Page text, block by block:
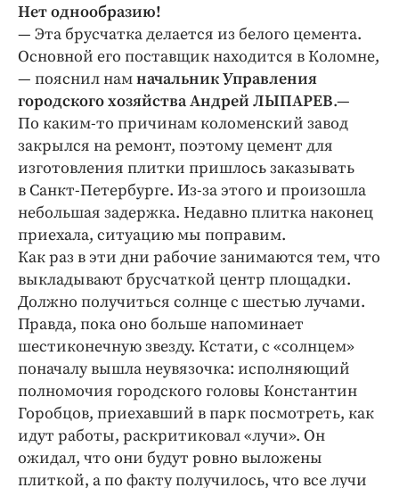
Нет однообразию!
— Эта брусчатка делается из белого цемента.
Основной его поставщик находится в Коломне,
— пояснил намначальник Управления
городского хозяйства Андрей ЛЫПАРЕВ.—
По каким-то причинам коломенский завод
закрылся на ремонт, поэтому цемент для
изготовления плитки пришлось заказывать
в Санкт-Петербурге. Из-за этого и произошла
небольшая задержка. Недавно плитка наконец
приехала, ситуацию мы поправим.
Как раз в эти дни рабочие занимаются тем, что
выкладывают брусчаткой центр площадки.
Должно получиться солнце с шестью лучами.
Правда, пока оно больше напоминает
шестиконечную звезду. Кстати, с «солнцем»
поначалу вышла неувязочка: исполняющий
полномочия городского головы Константин
Горобцов, приехавший в парк посмотреть, как
идут работы, раскритиковал «лучи». Он
ожидал, что они будут ровно выложены
плиткой, а по факту получилось, что все лучи